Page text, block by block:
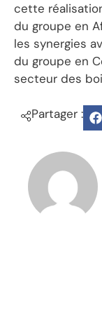
cette
du groupe en
les synergies
du groupe en
secteur des
Partager :